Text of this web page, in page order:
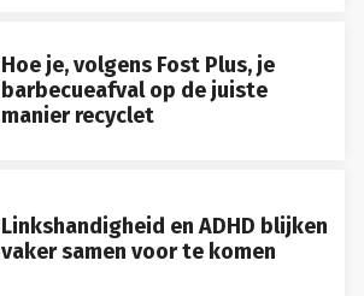
Hoe je, volgens Fost Plus, je
barbecueafval op de juiste
manier recyclet
Linkshandigheid en ADHD blijken
vaker samen voor te komen